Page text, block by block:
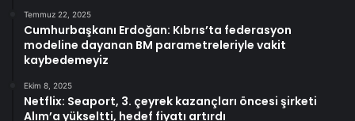
Temmuz 22, 2025
Cumhurbaşkanı Erdoğan: Kıbrıs’ta federasyon
modeline dayanan BM parametreleriyle vakit
kaybedemeyiz
Ekim 8, 2025
Netflix: Seaport, 3. çeyrek kazançları öncesi şirketi
Alım’a yükseltti, hedef fiyatı artırdı